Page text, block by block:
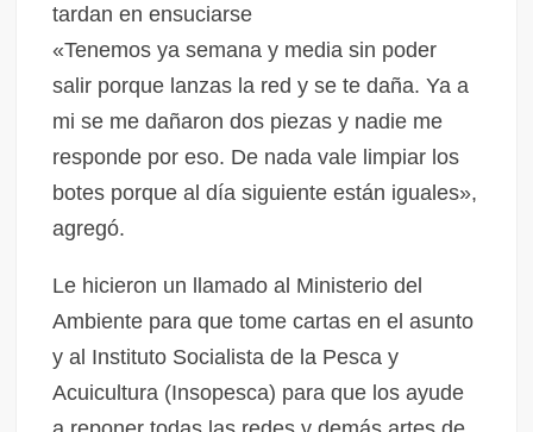
tardan en ensuciarse
«Tenemos ya semana y media sin poder
salir porque lanzas la red y se te daña. Ya a
mi se me dañaron dos piezas y nadie me
responde por eso. De nada vale limpiar los
botes porque al día siguiente están iguales»,
agregó.
Le hicieron un llamado al Ministerio del
Ambiente para que tome cartas en el asunto
y al Instituto Socialista de la Pesca y
Acuicultura (Insopesca) para que los ayude